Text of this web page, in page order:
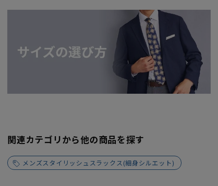
関連カテゴリから他の商品を探す
メンズスタイリッシュスラックス(細身シルエット)